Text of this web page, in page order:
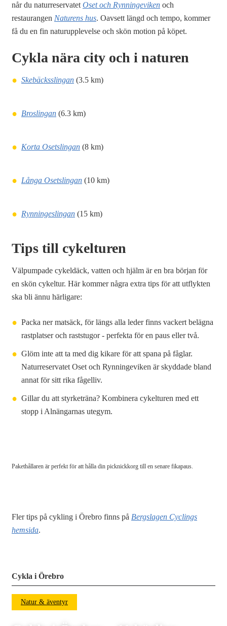
når du naturreservatet Oset och Rynningeviken och
restaurangen Naturens hus. Oavsett längd och tempo, kommer
få du en fin naturupplevelse och skön motion på köpet.
Cykla nära city och i naturen
Skebäcksslingan (3.5 km)
Broslingan (6.3 km)
Korta Osetslingan (8 km)
Långa Osetslingan (10 km)
Rynningeslingan (15 km)
Tips till cykelturen
Välpumpade cykeldäck, vatten och hjälm är en bra början för
en skön cykeltur. Här kommer några extra tips för att utflykten
ska bli ännu härligare:
Packa ner matsäck, för längs alla leder finns vackert belägna
rastplatser och raststugor - perfekta för en paus eller två.
Glöm inte att ta med dig kikare för att spana på fåglar.
Naturreservatet Oset och Rynningeviken är skyddade bland
annat för sitt rika fågelliv.
Gillar du att styrketräna? Kombinera cykelturen med ett
stopp i Alnängarnas utegym.
Pakethållaren är perfekt för att hålla din picknickkorg till en senare fikapaus.
Fler tips på cykling i Örebro finns på Bergslagen Cyclings
hemsida.
Cykla i Örebro
Natur & äventyr